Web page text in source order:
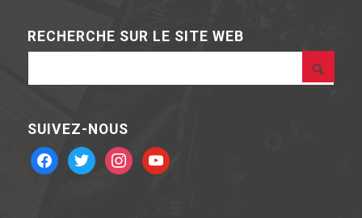
RECHERCHE SUR LE SITE WEB
SUIVEZ-NOUS
facebooktwitter instagramyoutube